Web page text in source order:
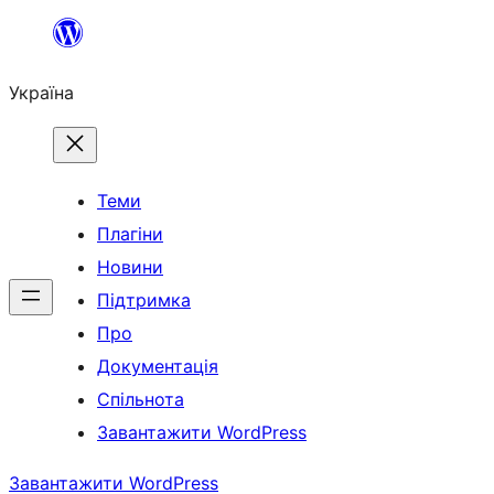
Перейти
вмісту
Україна
Теми
Плагіни
Новини
Підтримка
Про
Документація
Спільнота
Завантажити WordPress
Завантажити WordPress